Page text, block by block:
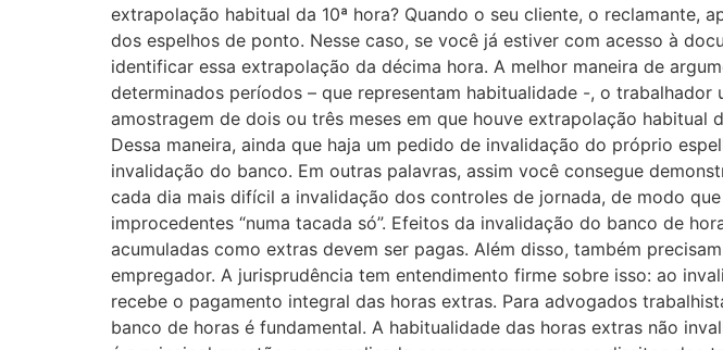
extrapolação habitual da 10ª hora? Quando o seu cliente, o reclamante,
dos espelhos de ponto. Nesse caso, se você já estiver com acesso à
identificar essa extrapolação da décima hora. A melhor maneira de
determinados períodos – que representam habitualidade -, o
amostragem de dois ou três meses em que houve extrapolação
Dessa maneira, ainda que haja um pedido de invalidação do próprio
invalidação do banco. Em outras palavras, assim você consegue
cada dia mais difícil a invalidação dos controles de jornada, de modo
improcedentes “numa tacada só”. Efeitos da invalidação do banco de
acumuladas como extras devem ser pagas. Além disso, também
empregador. A jurisprudência tem entendimento firme sobre isso: ao
recebe o pagamento integral das horas extras. Para advogados
banco de horas é fundamental. A habitualidade das horas extras não